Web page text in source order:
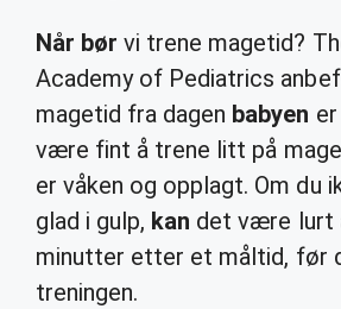
Når bør vi trene magetid?
Academy of Pediatrics
magetid fra dagen babyen
være fint å trene litt på
er våken og opplagt. Om du
glad i gulp, kan det være lurt
minutter etter et måltid, før
treningen.